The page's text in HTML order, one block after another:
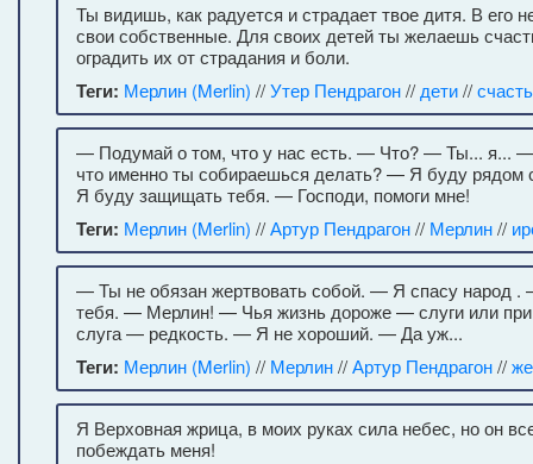
Ты видишь, как радуется и страдает твое дитя. В его
свои собственные. Для своих детей ты желаешь
оградить их от страдания и боли.
Теги: Мерлин (Merlin) //Утер Пендрагон// дети//
— Подумай о том, что у нас есть. — Что? — Ты... я...
что именно ты собираешься делать? — Я буду рядом
Я буду защищать тебя. — Господи, помоги мне!
Теги: Мерлин (Merlin) //Артур Пендрагон// Мерлин//
— Ты не обязан жертвовать собой. — Я спасу народ .
тебя. — Мерлин! — Чья жизнь дороже — слуги или
слуга — редкость. — Я не хороший. — Да уж...
Теги: Мерлин (Merlin) // Мерлин//Артур Пендрагон//
Я Верховная жрица, в моих руках сила небес, но он
побеждать меня!